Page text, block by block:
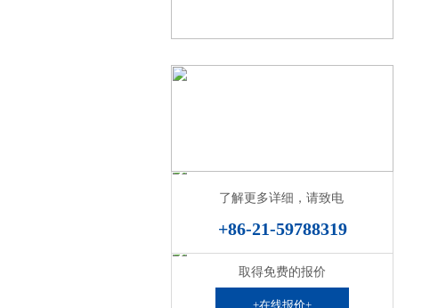
了解更多详细，请致电
+86-21-59788319
取得免费的报价
+在线报价+